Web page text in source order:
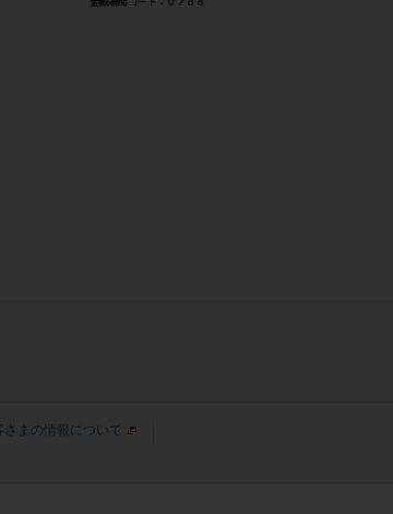
まの情報について